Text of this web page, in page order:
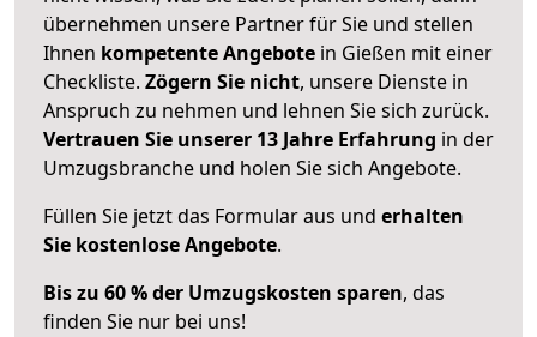
übernehmen unsere Partner für Sie und stellen
Ihnen kompetente Angebote in Gießen mit einer
Checkliste. Zögern Sie nicht, unsere Dienste in
Anspruch zu nehmen und lehnen Sie sich zurück.
Vertrauen Sie unserer 13 Jahre Erfahrung in der
Umzugsbranche und holen Sie sich Angebote.
Füllen Sie jetzt das Formular aus und erhalten
Sie kostenlose Angebote.
Bis zu 60 % der Umzugskosten sparen, das
finden Sie nur bei uns!